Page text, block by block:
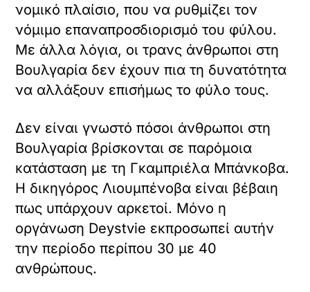
νομικό πλαίσιο, που να ρυθμίζει τον
νόμιμο επαναπροσδιορισμό του φύλου.
Με άλλα λόγια, οι τρανς άνθρωποι στη
Βουλγαρία δεν έχουν πια τη δυνατότητα
να αλλάξουν επισήμως το φύλο τους.
Δεν είναι γνωστό πόσοι άνθρωποι στη
Βουλγαρία βρίσκονται σε παρόμοια
κατάσταση με τη Γκαμπριέλα Μπάνκοβα.
Η δικηγόρος Λιουμπένοβα είναι βέβαιη
πως υπάρχουν αρκετοί. Μόνο η
οργάνωση Deystvie εκπροσωπεί αυτήν
την περίοδο περίπου 30 με 40
ανθρώπους.